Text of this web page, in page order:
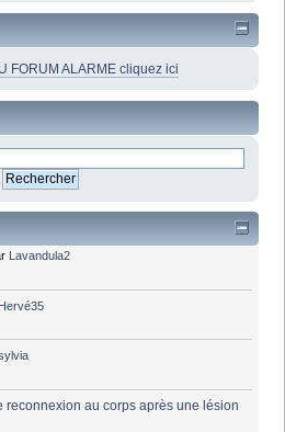
FORUM ALARME cliquez ici
Lavandula2
Hervé35
reconnexion au corps après une lésion